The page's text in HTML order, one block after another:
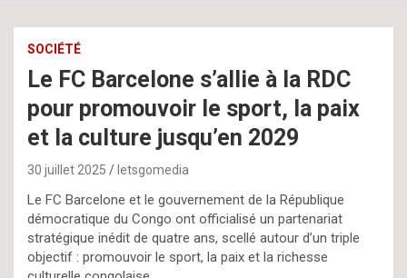
SOCIÉTÉ
Le FC Barcelone s’allie à la RDC
pour promouvoir le sport, la paix
et la culture jusqu’en 2029
30 juillet 2025 letsgomedia
Le FC Barcelone et le gouvernement de la République
démocratique du Congo ont officialisé un partenariat
stratégique inédit de quatre ans, scellé autour d’un triple
objectif : promouvoir le sport, la paix et la richesse